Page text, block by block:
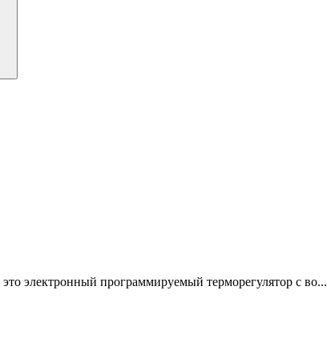
электронный программируемый терморегулятор с во...